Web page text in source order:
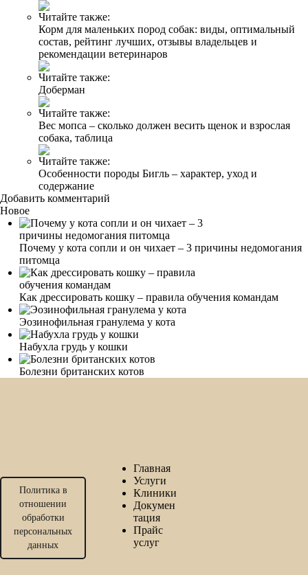
Читайте также:
Корм для маленьких пород собак: виды, оптимальный
состав, рейтинг лучших, отзывы владельцев и
рекомендации ветеринаров
Читайте также:
Доберман
Читайте также:
Вес мопса – сколько должен весить щенок и взрослая
собака, таблица
Читайте также:
Особенности породы Бигль – характер, уход и
содержание
Добавить комментарий
Новое
Почему у кота сопли и он чихает – 3 причины недомогания
питомца
Как дрессировать кошку – правила обучения командам
Эозинофильная гранулема у кота
Набухла грудь у кошки
Болезни британских котов
Политика в
отношении
обработки
персональных
данных
Главная
Услуги
Клиники
Докумен
тация
Прайс
услуг